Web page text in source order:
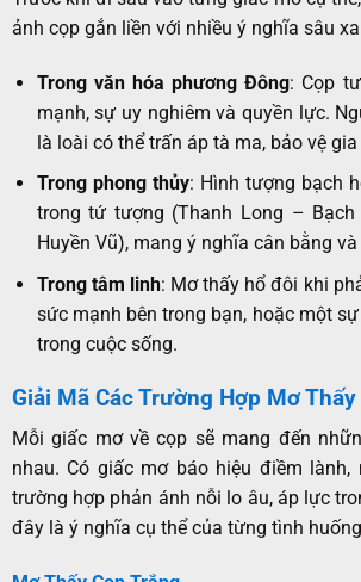
ảnh cọp gắn liền với nhiều ý nghĩa sâu
Trong văn hóa phương Đông: Cọp
mạnh, sự uy nghiêm và quyền lực.
là loài có thể trấn áp tà ma, bảo vệ
Trong phong thủy: Hình tượng bạch
trong tứ tượng (Thanh Long –
Huyền Vũ), mang ý nghĩa cân bằng
Trong tâm linh: Mơ thấy hổ đôi khi
sức mạnh bên trong bạn, hoặc một
trong cuộc sống.
Giải Mã Các Trường Hợp Mơ Thấy
Mỗi giấc mơ về cọp sẽ mang đến
nhau. Có giấc mơ báo hiệu điềm lành,
trường hợp phản ánh nỗi lo âu, áp lực
đây là ý nghĩa cụ thể của từng tình